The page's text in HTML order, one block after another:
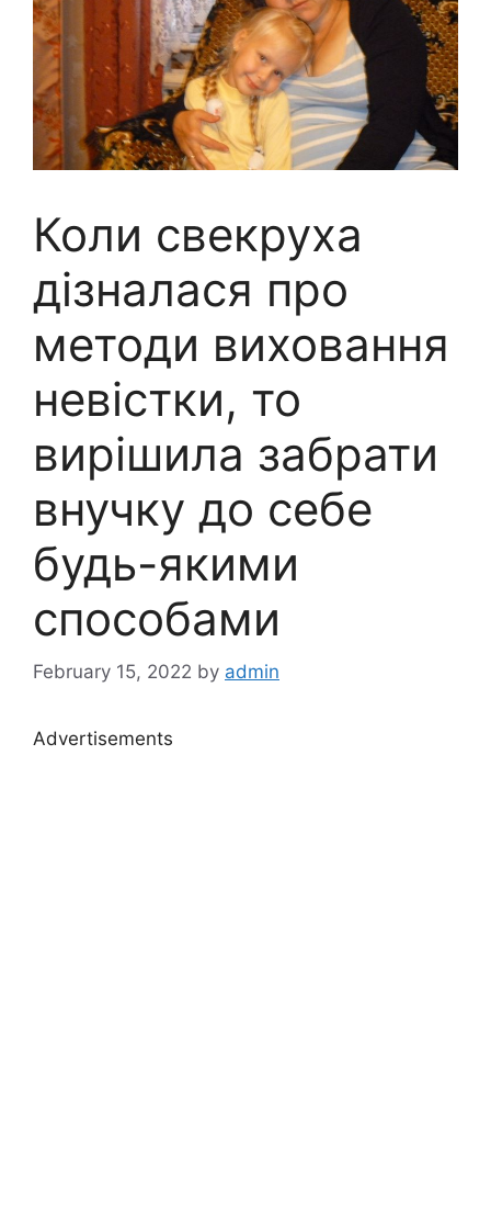
Коли свекруха
дізналася про
методи виховання
невістки, то
вирішила забрати
внучку до себе
будь-якими
способами
February 15, 2022 by admin
Advertisements